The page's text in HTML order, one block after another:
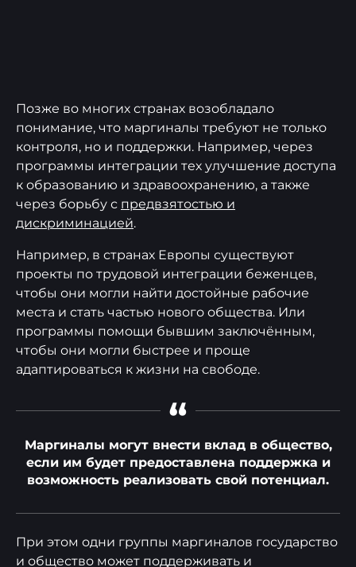
Позже во многих странах возобладало
понимание, что маргиналы требуют не только
контроля, но и поддержки. Например, через
программы интеграции тех улучшение доступа
к образованию и здравоохранению, а также
через борьбу с предвзятостью и
дискриминацией.
Например, в странах Европы существуют
проекты по трудовой интеграции беженцев,
чтобы они могли найти достойные рабочие
места и стать частью нового общества. Или
программы помощи бывшим заключённым,
чтобы они могли быстрее и проще
адаптироваться к жизни на свободе.
“
Маргиналы могут внести вклад в общество,
если им будет предоставлена поддержка и
возможность реализовать свой потенциал.
При этом одни группы маргиналов государство
и общество может поддерживать и